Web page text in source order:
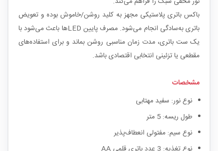
باکس باتری پلاستیکی مجهز به کلید روشن/خاموش بوده و تعویض
باتری به‌سادگی انجام می‌شود. مصرف پایین LEDها باعث می‌شود با
یک ست باتری، مدت زمان مناسبی روشن بماند و برای استفاده‌های
مقطعی یا تزئینی انتخابی اقتصادی باشد.
مشخصات
نوع نور: سفید مهتابی
طول ریسه: 5 متر
نوع سیم: مفتولی انعطاف‌پذیر